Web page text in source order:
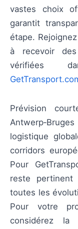
vastes choix
garantit
étape.
à recevoir
vérifiées
Prévision
logistique
corridors
Pour
reste
toutes les
Pour votre
considérez